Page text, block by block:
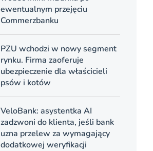
ewentualnym przejęciu
Commerzbanku
PZU wchodzi w nowy segment
rynku. Firma zaoferuje
ubezpieczenie dla właścicieli
psów i kotów
VeloBank: asystentka AI
zadzwoni do klienta, jeśli bank
uzna przelew za wymagający
dodatkowej weryfikacji